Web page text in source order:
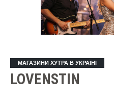
МАГАЗИНИ ХУТРА В УКРАЇНІ
LOVENSTIN